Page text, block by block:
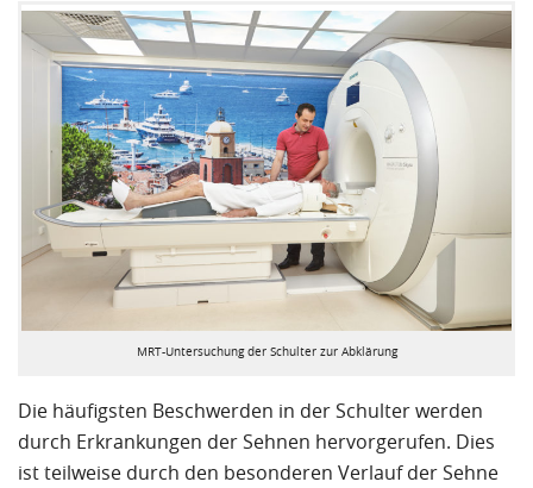
MRT-Untersuchung der Schulter zur Abklärung
Die häufigsten Beschwerden in der Schulter werden
durch Erkrankungen der Sehnen hervorgerufen. Dies
ist teilweise durch den besonderen Verlauf der Sehne